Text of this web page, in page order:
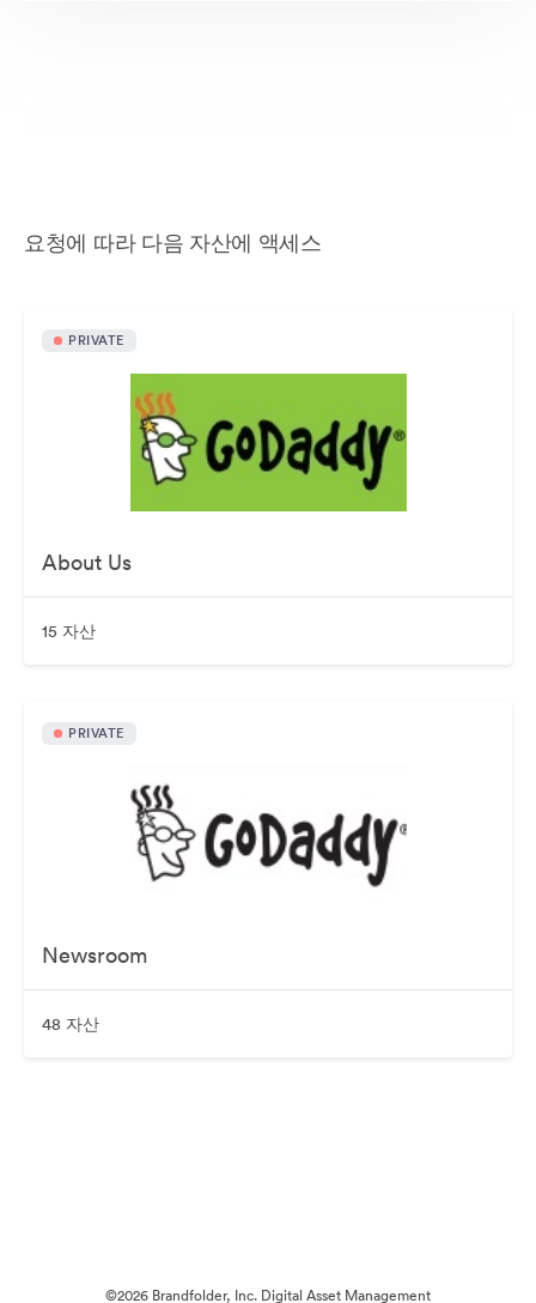
요청에 따라 다음 자산에 액세스
PRIVATE
About Us
15 자산
PRIVATE
Newsroom
48 자산
©2026 Brandfolder, Inc. Digital Asset Management